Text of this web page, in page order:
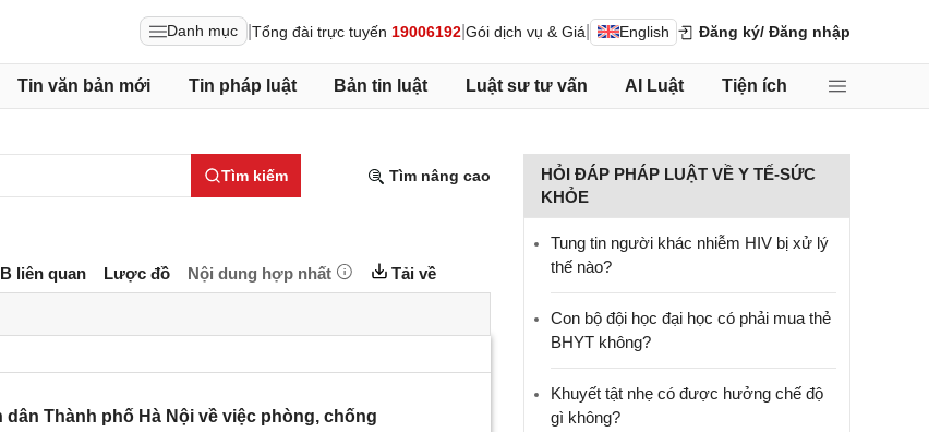
Danh mục Tổng đài trực tuyến 19006192 Gói dịch vụ & Giá English Đăng ký/ Đăng nhập
Tin văn bản mới Tin pháp luật Bản tin luật Luật sư tư vấn AI Luật Tiện ích
Tìm kiếm Tìm nâng cao
liên quan Lược đồ Nội dung hợp nhất Tải về
dân Thành phố Hà Nội về việc phòng, chống
HỎI ĐÁP PHÁP LUẬT VỀ Y TẾ-SỨC
KHỎE
Tung tin người khác nhiễm HIV bị xử lý
thế nào?
Con bộ đội học đại học có phải mua thẻ
BHYT không?
Khuyết tật nhẹ có được hưởng chế độ
gì không?